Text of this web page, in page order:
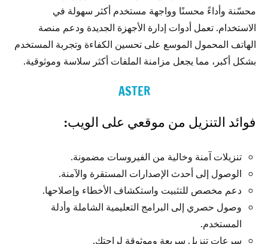
محسّنة وأداءً محسنًا وواجهة مستخدم أكثر سهولة في
الاستخدام. تعمل أدوات إدارة الأجهزة الجديدة ودعم منصة
الهاتف المحمول الموسع على تحسين الكفاءة وتجربة المستخدم
بشكل أكبر، مما يجعل مزامنة الملفات أكثر سلاسة وموثوقية.
ASTER
فوائد التنزيل من موقعي على الويب:
تنزيلات آمنة وخالية من الفيروسات مضمونة.
الوصول إلى أحدث الإصدارات المستقرة والآمنة.
دعم مخصص للتثبيت واستكشاف الأخطاء وإصلاحها.
وصول حصري إلى البرامج التعليمية الشاملة وأدلة
المستخدم.
سرعات تنزيل سريعة وموثوقة لراحتك.